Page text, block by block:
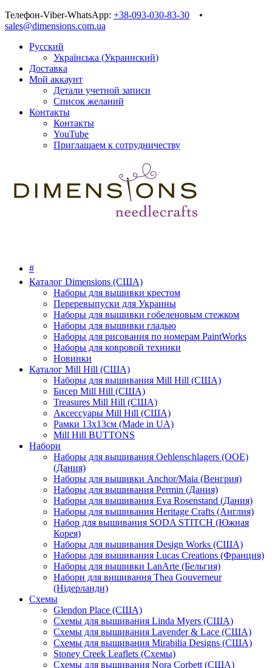
Телефон-Viber-WhatsApp: +38-093-030-83-30 •
sales@dimensions.com.ua
Русский
Українська (Украинский)
Доставка
Мой аккаунт
Детали учетной записи
Список желаний
Контакты
Контакты
YouTube
Приглашаем к сотрудничеству
#
Каталог Dimensions (США)
Наборы для вышивки крестом
Переревыпуски для Украины
Наборы для вышивки гобеленовым стежком
Наборы для вышивки гладью
Наборы для рисования по номерам PaintWorks
Наборы для ковровой техники
Новинки
Каталог Mill Hill (США)
Наборы для вышивания Mill Hill (США)
Бисер Mill Hill (США)
Treasures Mill Hill (США)
Аксессуары Mill Hill (США)
Рамки 13х13см (Made in UA)
Mill Hill BUTTONS
Набори
Наборы для вышивания Oehlenschlagers (OOE)
(Дания)
Наборы для вышивки Anchor/Maia (Венгрия)
Наборы для вышивания Permin (Дания)
Наборы для вышивания Eva Rosenstand (Дания)
Наборы для вышивания Heritage Crafts (Англия)
Набор для вышивания SODA STITCH (Южная
Корея)
Наборы для вышивания Design Works (США)
Наборы для вышивания Lucas Creations (Франция)
Наборы для вышивки LanArte (Бельгия)
Набори для вишивання Thea Gouverneur
(Нідерланди)
Схемы
Glendon Place (США)
Схемы для вышивания Linda Myers (США)
Схемы для вышивания Lavender & Lace (США)
Схемы для вышивания Mirabilia Designs (США)
Stoney Creek Leaflets (Схемы)
Схемы для вышивания Nora Corbett (США)